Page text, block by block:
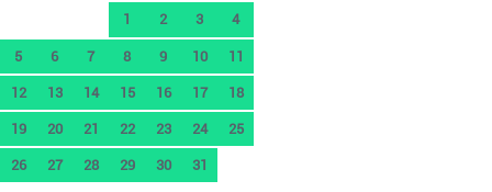
1 2 3 4
5 6 7 8 9 10 11
12 13 14 15 16 17 18
19 20 21 22 23 24 25
26 27 28 29 30 31